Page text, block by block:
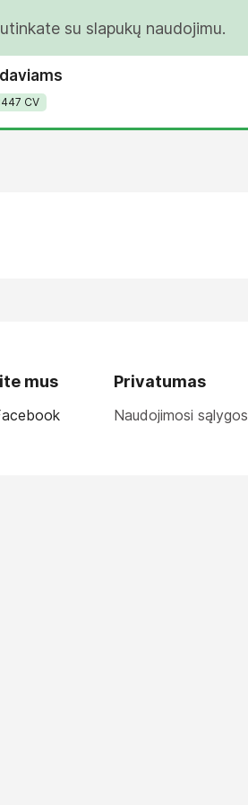
su slapukų naudojimu.
CV
mus Privatumas
Naudojimosi sąlygos